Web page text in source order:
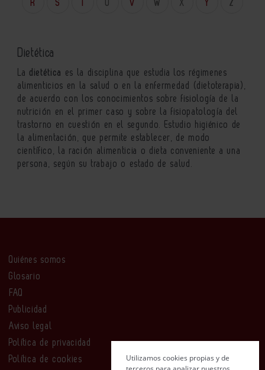
R S U V W X Y Z
Dietética
La dietética es la disciplina que estudia los régimenes
alimenticios en la salud o en la enfermedad (dietoterapia),
de acuerdo con los conocimientos sobre fisiología de la
nutrición en el primer caso y sobre la fisiopatología del
trastorno en cuestión en el segundo. Estudio higiénico de
la alimentación, que permite establecer, de modo
científico, la ración alimenticia o dieta conveniente a una
persona, según su trabajo o estado de salud.
Quiénes somos
Glosario
FAQ
Publicidad
Aviso legal
Política de privacidad
Política de cookies
Utilizamos cookies propias y de